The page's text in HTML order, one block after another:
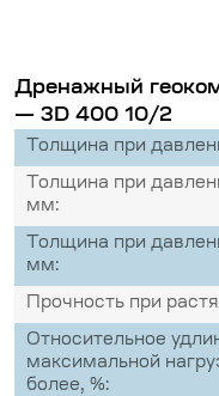
Дренажный
— 3D 400 10/2
Толщина при
Толщина при
мм:
Толщина при
мм:
Прочность при
Относительное
максимальной
более, %: